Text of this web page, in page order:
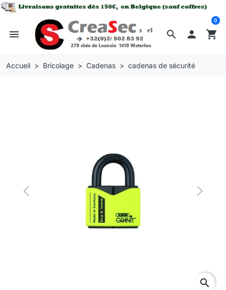
search
menu  shopping_cart
0
Accueil Bricolage Cadenas cadenas de sécurité
Previous Next